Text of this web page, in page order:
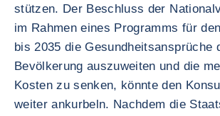
stützen. Der Beschluss der
im Rahmen eines Programms für
bis 2035 die Gesundheitsansprüche
Bevölkerung auszuweiten und die
Kosten zu senken, könnte den
weiter ankurbeln. Nachdem die